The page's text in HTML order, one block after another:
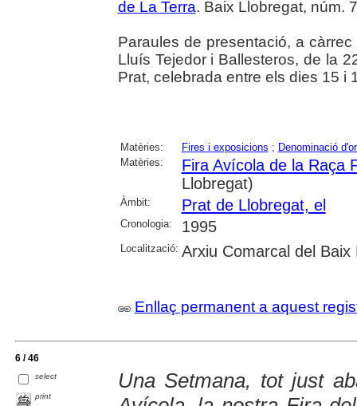
de La Terra. Baix Llobregat, núm.
Paraules de presentació, a
Lluís Tejedor i Ballesteros, de la
Prat, celebrada entre els dies 15 i
Matèries: Fires i exposicions ; Denominació
Matèries:
Fira Avícola de la Raça
Llobregat)
Àmbit: Prat de Llobregat, el
Cronologia: 1995
Localització: Arxiu Comarcal del Baix
Enllaç permanent a aquest
6 / 46
select
print
Una Setmana, tot just